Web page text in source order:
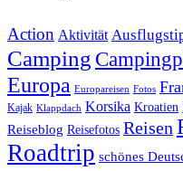
Action Aktivität
Camping
Europa Europareisen Fotos
Kajak Klappdach Korsika Kroatien
Reiseblog Reisefotos Reisen
Roadtrip schönes